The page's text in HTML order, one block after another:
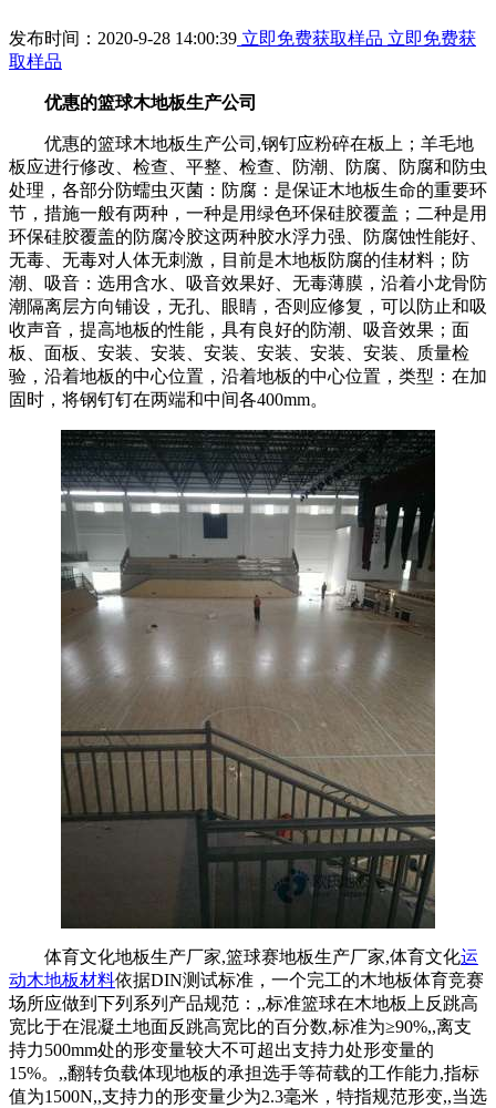
发布时间：2020-9-28 14:00:39 立即免费获取样品 立即免费获
取样品
优惠的篮球木地板生产公司
优惠的篮球木地板生产公司,钢钉应粉碎在板上；羊毛地
板应进行修改、检查、平整、检查、防潮、防腐、防腐和防虫
处理，各部分防蠕虫灭菌：防腐：是保证木地板生命的重要环
节，措施一般有两种，一种是用绿色环保硅胶覆盖；二种是用
环保硅胶覆盖的防腐冷胶这两种胶水浮力强、防腐蚀性能好、
无毒、无毒对人体无刺激，目前是木地板防腐的佳材料；防
潮、吸音：选用含水、吸音效果好、无毒薄膜，沿着小龙骨防
潮隔离层方向铺设，无孔、眼睛，否则应修复，可以防止和吸
收声音，提高地板的性能，具有良好的防潮、吸音效果；面
板、面板、安装、安装、安装、安装、安装、安装、质量检
验，沿着地板的中心位置，沿着地板的中心位置，类型：在加
固时，将钢钉钉在两端和中间各400mm。
体育文化地板生产厂家,篮球赛地板生产厂家,体育文化运
动木地板材料依据DIN测试标准，一个完工的木地板体育竞赛
场所应做到下列系列产品规范：,,标准篮球在木地板上反跳高
宽比于在混凝土地面反跳高宽比的百分数,标准为≥90%,,离支
持力500mm处的形变量较大不可超出支持力处形变量的
15%。,,翻转负载体现地板的承担选手等荷载的工作能力,指标
值为1500N,,支持力的形变量少为2.3毫米，特指规范形变,,当选